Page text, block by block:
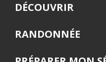
DÉCOUVRIR
RANDONNÉE